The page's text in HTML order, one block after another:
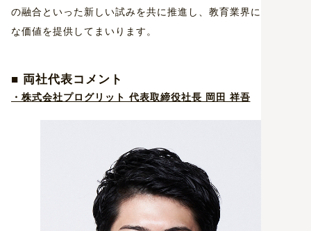
の融合といった新しい試みを共に推進し、教育業界に革新的
な価値を提供してまいります。
■ 両社代表コメント
・株式会社プログリット 代表取締役社長 岡田 祥吾